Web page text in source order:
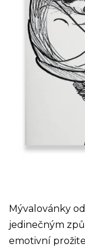
Mývalovánky
jedinečným
emotivní